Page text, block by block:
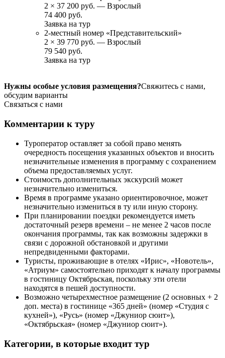
2 × 37 200 руб. — Взрослый
74 400 руб.
Заявка на тур
2-местный номер «Представительский»
2 × 39 770 руб. — Взрослый
79 540 руб.
Заявка на тур
Нужны особые условия размещения?Свяжитесь с нами,
обсудим варианты
Связаться с нами
Комментарии к туру
Туроператор оставляет за собой право менять
очередность посещения указанных объектов и вносить
незначительные изменения в программу с сохранением
объема предоставляемых услуг.
Стоимость дополнительных экскурсий может
незначительно измениться.
Время в программе указано ориентировочное, может
незначительно измениться в ту или иную сторону.
При планировании поездки рекомендуется иметь
достаточный резерв времени – не менее 2 часов после
окончания программы, так как возможны задержки в
связи с дорожной обстановкой и другими
непредвиденными факторами.
Туристы, проживающие в отелях «Ирис», «Новотель»,
«Атриум» самостоятельно приходят к началу программы
в гостиницу Октябрьская, поскольку эти отели
находятся в пешей доступности.
Возможно четырехместное размещение (2 основных + 2
доп. места) в гостинице «365 дней» (номер «Студия с
кухней»), «Русь» (номер «Джуниор сюит»),
«Октябрьская» (номер «Джуниор сюит»).
Категории, в которые входит тур